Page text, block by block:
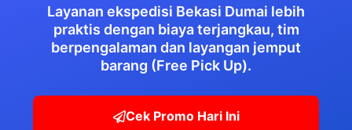
Layanan ekspedisi Bekasi Dumai lebih
praktis dengan biaya terjangkau, tim
berpengalaman dan layangan jemput
barang (Free Pick Up).
Cek Promo Hari Ini